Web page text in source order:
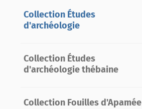
Collection Études
d'archéologie
Collection Études
d'archéologie thébaine
Collection Fouilles d'Apamée